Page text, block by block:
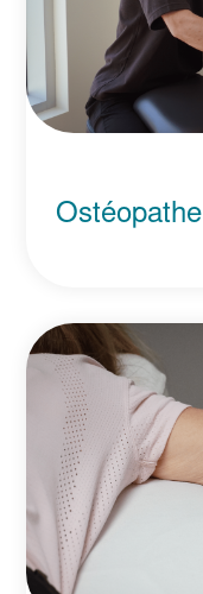
Ostéopathe